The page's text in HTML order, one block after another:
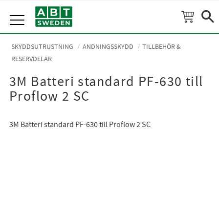
Meny
SKYDDSUTRUSTNING ANDNINGSSKYDD
TILLBEHÖR &
RESERVDELAR
3M Batteri standard PF-630 till
Proflow 2 SC
3M Batteri standard PF-630 till Proflow 2 SC